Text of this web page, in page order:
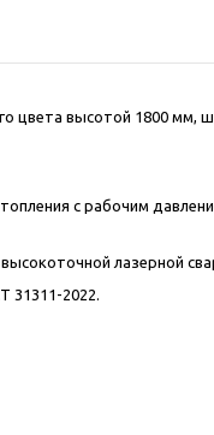
цвета высотой 1800 мм,
с рабочим
лазерной
31311-2022.